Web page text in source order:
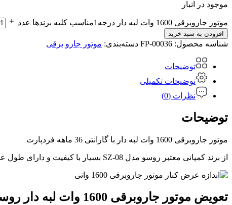
موجود در انبار
موتور جاروبرقی 1600 وات لبه دار درجه1مناسب کلیه برندها عدد
افزودن به سبد خرید
شناسه محصول: FP-00036 دسته‌بندی: موتور جارو برقی
توضیحات
توضیحات تکمیلی
نظرات (0)
توضیحات
موتور جاروبرقی 1600 وات لبه دار با گارانتی 36 ماهه فردپارت
از برند کمپانی معتبر روسو مدل SZ-08 بسیار با کیفیت و دارای طول عمر بسیار بالا بوده و مناسب کلیه برند های جارو برقی که دارای موتور 1600 وات لبه دار هستند می باشد.
تعویض موتور جاروبرقی 1600 وات لبه دار روسو کلاس F